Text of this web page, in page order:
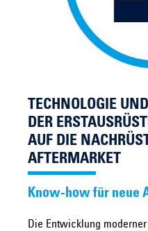
TECHNOLOGIE
DER
AUF DIE
AFTERMARKET
Know-how für neue
Die Entwicklung